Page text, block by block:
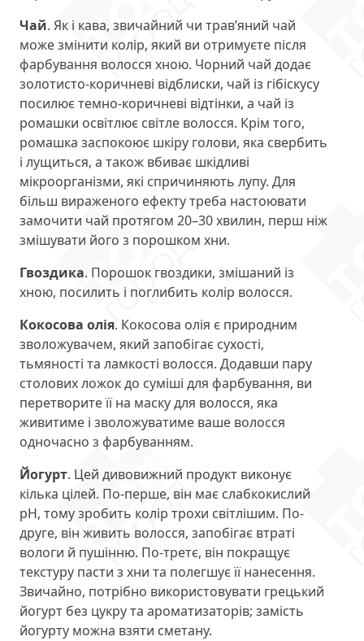
Чай. Як і кава, звичайний чи трав’яний чай
може змінити колір, який ви отримуєте після
фарбування волосся хною. Чорний чай додає
золотисто-коричневі відблиски, чай із гібіскусу
посилює темно-коричневі відтінки, а чай із
ромашки освітлює світле волосся. Крім того,
ромашка заспокоює шкіру голови, яка свербить
і лущиться, а також вбиває шкідливі
мікроорганізми, які спричиняють лупу. Для
більш вираженого ефекту треба настоювати
замочити чай протягом 20–30 хвилин, перш ніж
змішувати його з порошком хни.
Гвоздика. Порошок гвоздики, змішаний із
хною, посилить і поглибить колір волосся.
Кокосова олія. Кокосова олія є природним
зволожувачем, який запобігає сухості,
тьмяності та ламкості волосся. Додавши пару
столових ложок до суміші для фарбування, ви
перетворите її на маску для волосся, яка
живитиме і зволожуватиме ваше волосся
одночасно з фарбуванням.
Йогурт. Цей дивовижний продукт виконує
кілька цілей. По-перше, він має слабкокислий
рН, тому зробить колір трохи світлішим. По-
друге, він живить волосся, запобігає втраті
вологи й пушінню. По-третє, він покращує
текстуру пасти з хни та полегшує її нанесення.
Звичайно, потрібно використовувати грецький
йогурт без цукру та ароматизаторів; замість
йогурту можна взяти сметану.